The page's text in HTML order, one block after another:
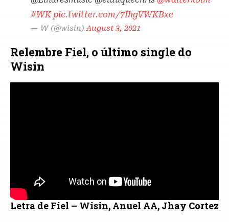
#WK pic.twitter.com/7IhgVWKBxe
— W (@wisin)August 3, 2021
Relembre Fiel, o último single do
Wisin
Letra de Fiel – Wisin, Anuel AA, Jhay Cortez